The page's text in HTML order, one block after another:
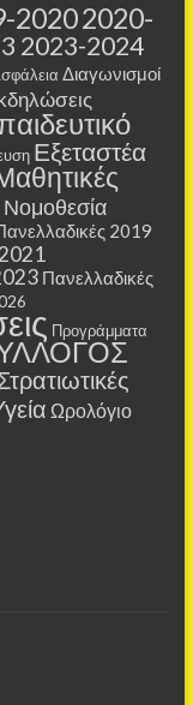
20202020-
2023-2024
Διαγωνισμοί
Εξεταστέα
Νομοθεσία
2019
Πανελλαδικές
Προγράμματα
Ωρολόγιο